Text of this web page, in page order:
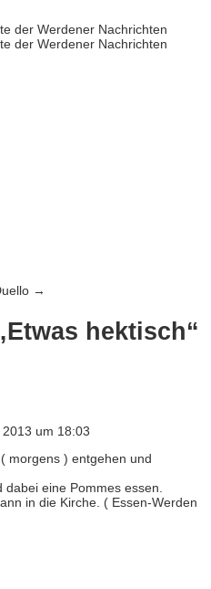
dazu gehörte, aber irgendwie
fomuliert), in den Autos, in den
ein seltsamer Tag, dieser
dass in der Abteistraße drei
hat sich aber alles beruhigt,
→
Etwas hektisch“
um 18:03
morgens ) entgehen und
dabei eine Pommes essen.
in die Kirche. ( Essen-Werden